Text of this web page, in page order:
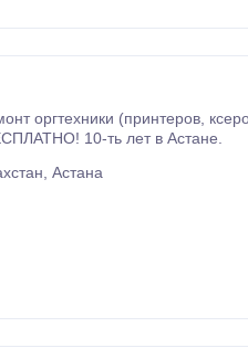
Сервис центр "Сервис+" с Выездом ГАРАНТИЯ! КАЧЕСТВО! ВЫЕЗД БЕСПЛАТНО! 10-ть лет в Астане.
Астана